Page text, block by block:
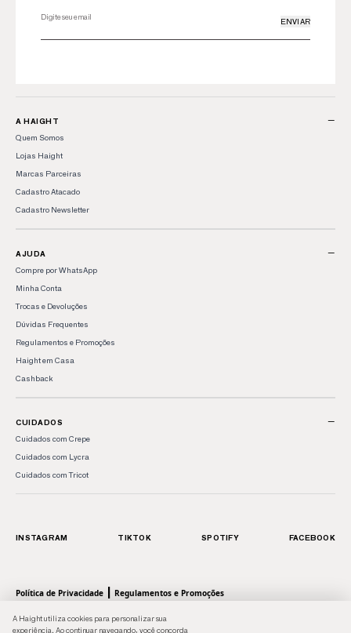
A Haight utiliza cookies para personalizar sua
experiência. Ao continuar navegando, você concorda
ENVIAR
A HAIGHT −
Quem Somos
Lojas Haight
Marcas Parceiras
Cadastro Atacado
Cadastro Newsletter
AJUDA −
Compre por WhatsApp
Minha Conta
Trocas e Devoluções
Dúvidas Frequentes
Regulamentos e Promoções
Haight em Casa
Cashback
CUIDADOS −
Cuidados com Crepe
Cuidados com Lycra
Cuidados com Tricot
INSTAGRAM TIKTOK SPOTIFY FACEBOOK
Política de Privacidade Regulamentos e Promoções
© 2026 HAIGHT, marca da Shoulder S.A. - Todos os direitos reservados.| Rua Anhaia, 411
- Bom Retiro, SP - 01130-000 | CNPJ: 43.470566/0001-90